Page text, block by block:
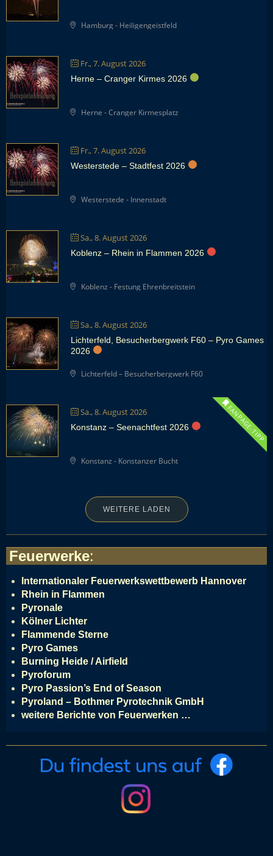
Hamburg - Heiligengeistfeld
Fr., 7. August 2026
Herne – Cranger Kirmes 2026
Herne - Cranger Kirmesplatz
Fr., 7. August 2026
Westerstede – Stadtfest 2026
Westerstede - Innenstadt
Sa., 8. August 2026
Koblenz – Rhein in Flammen 2026
Koblenz - Festung Ehrenbreitstein
Sa., 8. August 2026
Lichterfeld, Besucherbergwerk F60 – Pyro Games
2026
Lichterfeld – Besucherbergwerk F60
Sa., 8. August 2026 FANPAGE-TIPP
Konstanz – Seenachtfest 2026
Konstanz - Konstanzer Bucht
WEITERE LADEN
Feuerwerke:
Internationaler Feuerwerkswettbewerb Hannover
Rhein in Flammen
Pyronale
Kölner Lichter
Flammende Sterne
Pyro Games
Burning Heide / Airfield
Pyroforum
Pyro Passion’s End of Season
Pyroland – Bothmer Pyrotechnik GmbH
weitere Berichte von Feuerwerken …